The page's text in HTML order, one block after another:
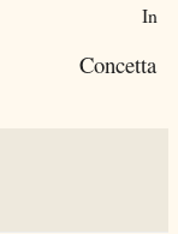
In
Concetta